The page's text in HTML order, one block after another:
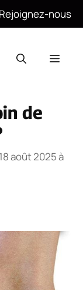
Rejoignez-nous
de
août 2025 à